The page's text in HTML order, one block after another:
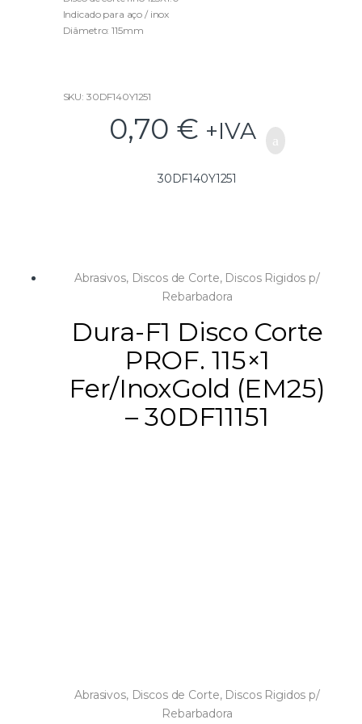
o
f
5
Indicado para aço / inox
Diâmetro: 115mm
SKU: 30DF140Y1251
0,70 € +IVA
30DF140Y1251
Abrasivos, Discos de Corte, Discos Rigidos p/
Rebarbadora
Dura-F1 Disco Corte
PROF. 115×1
Fer/InoxGold (EM25)
– 30DF11151
Abrasivos, Discos de Corte, Discos Rigidos p/
Rebarbadora